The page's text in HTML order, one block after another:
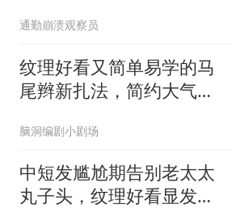
通勤崩溃观察员
纹理好看又简单易学的马
尾辫新扎法，简约大气又
脑洞编剧小剧场
中短发尴尬期告别老太太
丸子头，纹理好看显发